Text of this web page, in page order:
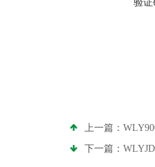
验证
上一篇：
下一篇：